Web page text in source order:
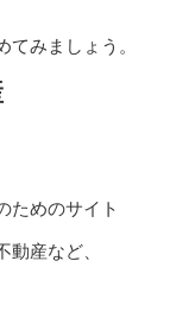
みましょう。
ためのサイト
産など、